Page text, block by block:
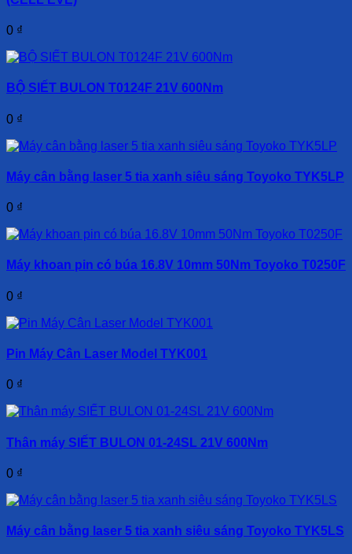
0 ₫
BỘ SIẾT BULON T0124F 21V 600Nm
0 ₫
Máy cân bằng laser 5 tia xanh siêu sáng Toyoko TYK5LP
0 ₫
Máy khoan pin có búa 16.8V 10mm 50Nm Toyoko T0250F
0 ₫
Pin Máy Cân Laser Model TYK001
0 ₫
Thân máy SIẾT BULON 01-24SL 21V 600Nm
0 ₫
Máy cân bằng laser 5 tia xanh siêu sáng Toyoko TYK5LS